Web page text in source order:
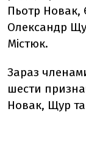
Пьотр Новак,
Олександр
Містюк.
Зараз
шести
Новак, Щур